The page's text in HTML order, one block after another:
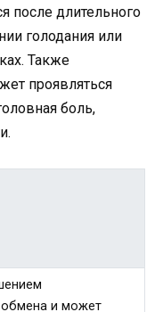
после длительного
голодания или
Также
проявляться
боль,
и может